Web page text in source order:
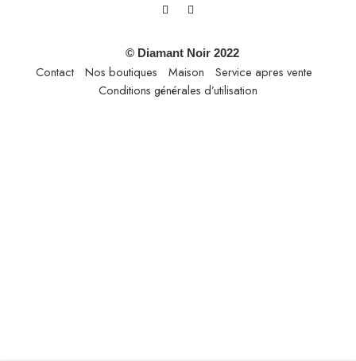
© Diamant Noir 2022
Contact Nos boutiques Maison
Service apres vente
Conditions générales d’utilisation